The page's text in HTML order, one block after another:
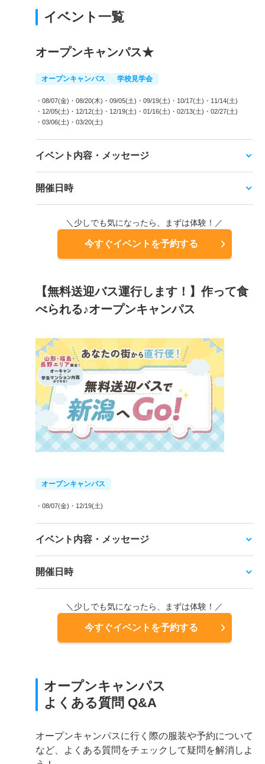
イベント一覧
オープンキャンパス★
オープンキャンパス 学校見学会
・08/07(金) ・08/20(木) ・09/05(土) ・09/19(土) ・10/17(土) ・11/14(土)
・12/05(土) ・12/12(土) ・12/19(土) ・01/16(土) ・02/13(土) ・02/27(土)
・03/06(土) ・03/20(土)
イベント内容・メッセージ
開催日時
＼少しでも気になったら、まずは体験！／
今すぐイベントを予約する
【無料送迎バス運行します！】作って食
べられる♪オープンキャンパス
オープンキャンパス
・08/07(金) ・12/19(土)
イベント内容・メッセージ
開催日時
＼少しでも気になったら、まずは体験！／
今すぐイベントを予約する
オープンキャンパス
よくある質問 Q&A
オープンキャンパスに行く際の服装や予約について
など、よくある質問をチェックして疑問を解消しよ